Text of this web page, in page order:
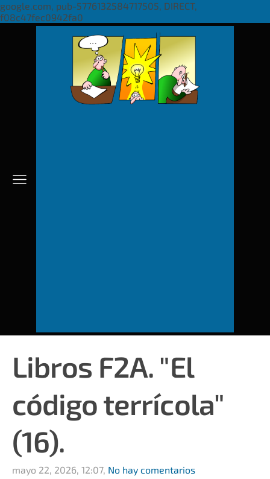
google.com, pub-5776132584717505, DIRECT,
f08c47fec0942fa0
Libros F2A. "El
código terrícola"
(16).
mayo 22, 2026, 12:07, No hay comentarios